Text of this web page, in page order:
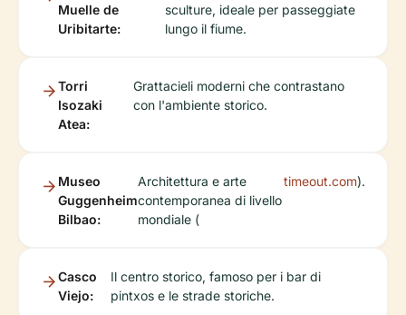
Muelle de
Uribitarte:
sculture, ideale per passeggiate
lungo il fiume.
Torri
Isozaki
Atea:
Grattacieli moderni che contrastano
con l'ambiente storico.
Museo
Guggenheim
Bilbao:
Architettura e arte
contemporanea di livello
mondiale (
timeout.com).
Casco
Viejo:
Il centro storico, famoso per i bar di
pintxos e le strade storiche.